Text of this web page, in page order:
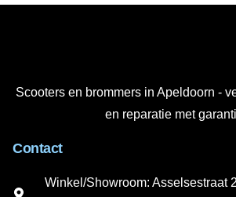
Scooters en brommers in Apeldoorn -
en reparatie met
Contact
Winkel/Showroom: Asselsestraat